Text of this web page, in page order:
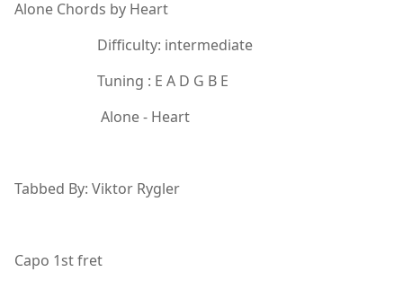
Alone Chords by Heart
Difficulty: intermediate
Tuning : E A D G B E
Alone - Heart
Tabbed By: Viktor Rygler
Capo 1st fret